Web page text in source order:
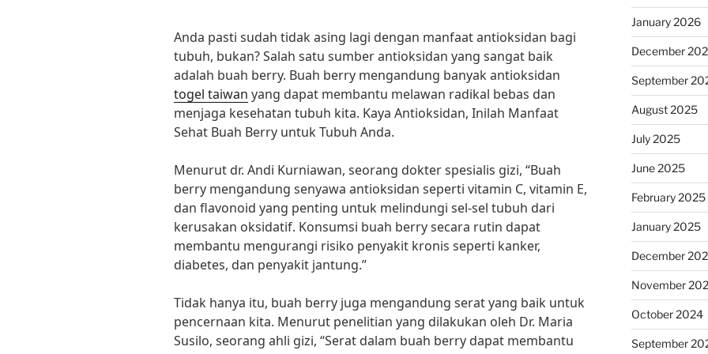
Anda pasti sudah tidak asing lagi dengan manfaat antioksidan bagi
tubuh, bukan? Salah satu sumber antioksidan yang sangat baik
adalah buah berry. Buah berry mengandung banyak antioksidan
togel taiwan yang dapat membantu melawan radikal bebas dan
menjaga kesehatan tubuh kita. Kaya Antioksidan, Inilah Manfaat
Sehat Buah Berry untuk Tubuh Anda.
Menurut dr. Andi Kurniawan, seorang dokter spesialis gizi, “Buah
berry mengandung senyawa antioksidan seperti vitamin C, vitamin E,
dan flavonoid yang penting untuk melindungi sel-sel tubuh dari
kerusakan oksidatif. Konsumsi buah berry secara rutin dapat
membantu mengurangi risiko penyakit kronis seperti kanker,
diabetes, dan penyakit jantung.”
Tidak hanya itu, buah berry juga mengandung serat yang baik untuk
pencernaan kita. Menurut penelitian yang dilakukan oleh Dr. Maria
Susilo, seorang ahli gizi, “Serat dalam buah berry dapat membantu
January 2026
December
September
August 2025
July 2025
June 2025
February 2025
January 2025
December
November
October 2024
September